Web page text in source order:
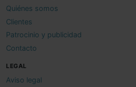
Quiénes somos
Clientes
Patrocinio y publicidad
Contacto
LEGAL
Aviso legal